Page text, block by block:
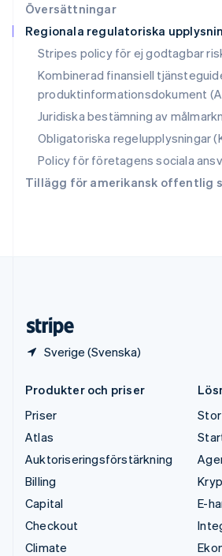
Översättningar
Regionala regulatoriska
Stripes policy för ej godtagbar
Kombinerad finansiell
produktinformationsdokument
Juridiska bestämning av
Obligatoriska regelupplysningar
Policy för företagens sociala
Tillägg för amerikansk offentlig
Sverige (Svenska)
Slovenien
EnglishItaliano
Spanien
EspañolEnglish
Storbritannien
English
Sverige
Svenska English
Thailand
ไทยEnglish
Tjeckien
English
Produkter och priser
Priser
Atlas
Auktoriseringsförstärkning
Billing
Capital
Checkout
Climate
E-